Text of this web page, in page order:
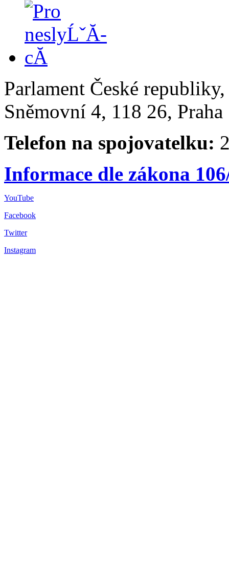
Parlament České
Sněmovní 4, 118 26,
Telefon na spojovatelku:
Informace dle zákona
YouTube
Facebook
Twitter
Instagram